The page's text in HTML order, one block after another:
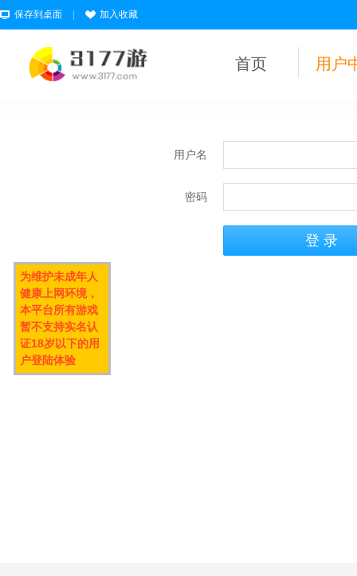
保存到桌面 加入收藏
首页 用户
用户名
密码
为维护未成年人
健康上网环境，
本平台所有游戏
暂不支持实名认
证18岁以下的用
户登陆体验